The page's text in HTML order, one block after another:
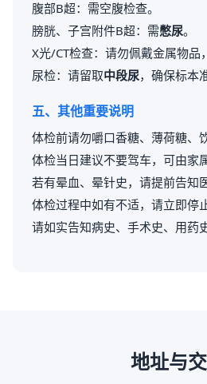
腹部B超：需空腹检查。
膀胱、子宫附件B超：需憋尿。
X光/CT检查：请勿佩戴金属物品
尿检：请留取中段尿，确保标本
五、其他重要说明
体检前请勿嚼口香糖、薄荷糖、
体检当日建议不要驾车，可由家
若有晕血、晕针史，请提前告知
体检过程中如有不适，请立即停
请如实告知病史、手术史、用药
地址与